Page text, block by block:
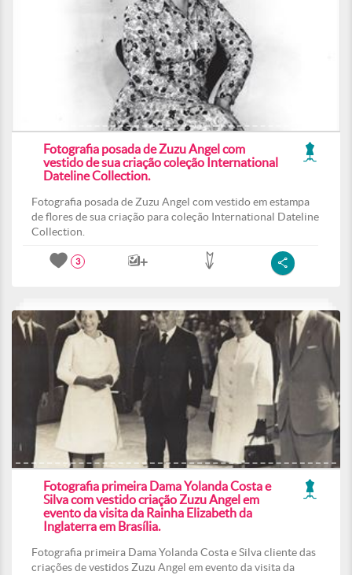
Fotografia posada de Zuzu Angel com
vestido de sua criação coleção International
Dateline Collection.
Fotografia posada de Zuzu Angel com vestido em estampa
de flores de sua criação para coleção International Dateline
Collection.
3
Fotografia primeira Dama Yolanda Costa e
Silva com vestido criação Zuzu Angel em
evento da visita da Rainha Elizabeth da
Inglaterra em Brasília.
Fotografia primeira Dama Yolanda Costa e Silva cliente das
criações de vestidos Zuzu Angel em evento da visita da